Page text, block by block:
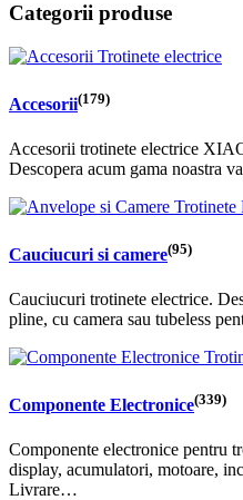
Categorii produse
Accesorii(179)
Accesorii trotinete electrice
Descopera acum gama noastra
Cauciucuri si camere(95)
Cauciucuri trotinete electrice.
pline, cu camera sau tubeless
Componente Electronice(339)
Componente electronice pentru
display, acumulatori, motoare,
Livrare…